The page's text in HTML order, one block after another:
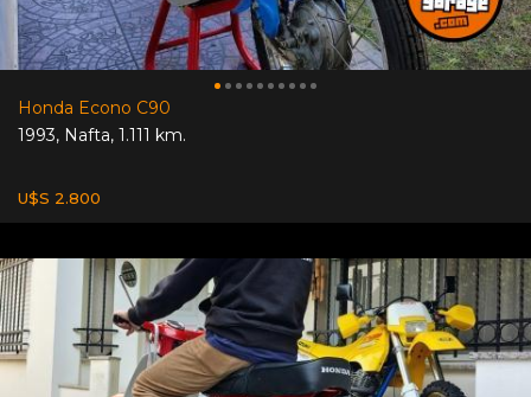
Honda Econo C90
1993, Nafta, 1.111 km.
U$S 2.800